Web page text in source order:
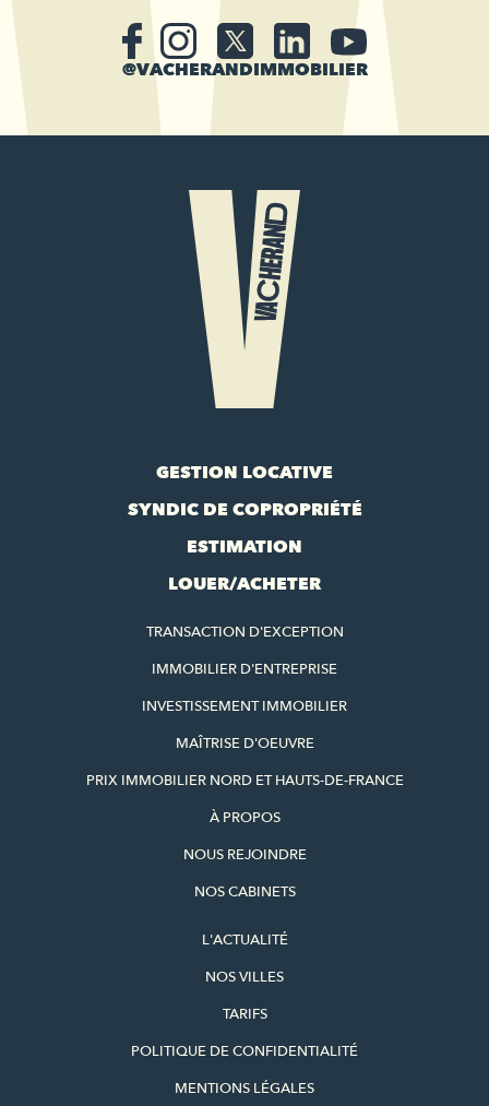
@VACHERANDIMMOBILIER
GESTION LOCATIVE
SYNDIC DE COPROPRIÉTÉ
ESTIMATION
LOUER/ACHETER
TRANSACTION D'EXCEPTION
IMMOBILIER D'ENTREPRISE
INVESTISSEMENT IMMOBILIER
MAÎTRISE D'OEUVRE
PRIX IMMOBILIER NORD ET HAUTS-DE-FRANCE
À PROPOS
NOUS REJOINDRE
NOS CABINETS
L'ACTUALITÉ
NOS VILLES
TARIFS
POLITIQUE DE CONFIDENTIALITÉ
MENTIONS LÉGALES